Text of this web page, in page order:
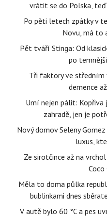
vrátit se do Polska,
Po pěti letech zpátky v
Novu, má to
Pět tváří Stinga: Od
po
Tři faktory ve středním
demence
Umí nejen pálit: Kopřiva
zahradě, jen je
Nový domov Seleny
luxus,
Ze sirotčince až na
Coco
Měla to doma půlka
bublinkami dnes
V autě bylo 60 °C a pes